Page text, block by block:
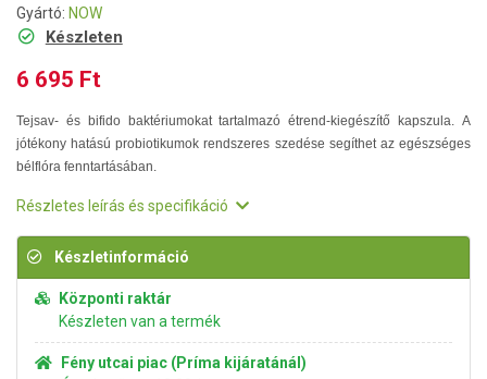
Gyártó: NOW
Készleten
6 695 Ft
Tejsav- és bifido baktériumokat tartalmazó étrend-kiegészítő kapszula. A
jótékony hatású probiotikumok rendszeres szedése segíthet az egészséges
bélflóra fenntartásában.
Részletes leírás és specifikáció
Készletinformáció
Központi raktár
Készleten van a termék
Fény utcai piac (Príma kijáratánál)